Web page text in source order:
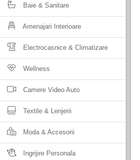
Baie & Sanitare
Amenajari Interioare
Electrocasnice & Climatizare
Wellness
Camere Video Auto
Textile & Lenjerii
Moda & Accesorii
Ingrijire Personala